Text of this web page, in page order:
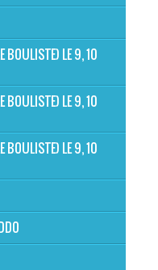
BOULISTE) LE 9, 10
BOULISTE) LE 9, 10
BOULISTE) LE 9, 10